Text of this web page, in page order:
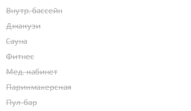
Внутр. бассейн
Джакузи
Сауна
Фитнес
Мед. кабинет
Парикмахерская
Пул-бар